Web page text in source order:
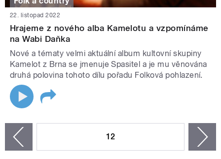
22. listopad 2022
Hrajeme z nového alba Kamelotu a vzpomínáme
na Wabi Daňka
Nové a tématy velmi aktuální album kultovní skupiny
Kamelot z Brna se jmenuje Spasitel a je mu věnována
druhá polovina tohoto dílu pořadu Folková pohlazení.
12